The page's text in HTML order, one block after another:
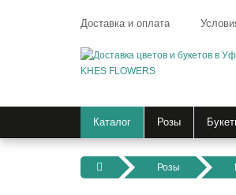
Доставка и оплата
Каталог Розы
Розы